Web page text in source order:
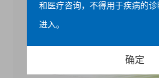
和医疗咨询，不得用于疾病的
进入。
确定